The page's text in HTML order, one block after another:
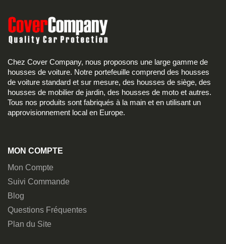
Chez Cover Company, nous proposons une large gamme de
housses de voiture. Notre portefeuille comprend des housses
de voiture standard et sur mesure, des housses de siège, des
housses de mobilier de jardin, des housses de moto et autres.
Tous nos produits sont fabriqués à la main et en utilisant un
approvisionnement local en Europe.
MON COMPTE
Mon Compte
Suivi Commande
Blog
Questions Fréquentes
Plan du Site